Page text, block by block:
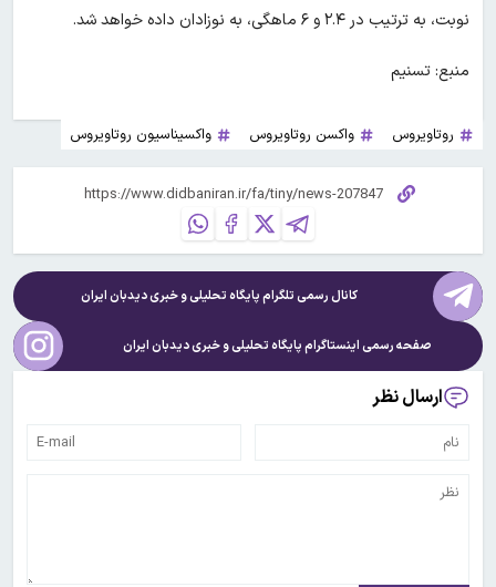
نوبت، به ترتیب در ۲.۴ و ۶ ماهگی، به نوزادان داده خواهد شد.
منبع: تسنیم
روتاویروس واکسن روتاویروس واکسیناسیون روتاویروس
کانال رسمی تلگرام پایگاه تحلیلی و خبریدیدبان ایران
صفحه رسمی اینستاگرام پایگاه تحلیلی و خبریدیدبان ایران
ارسال نظر